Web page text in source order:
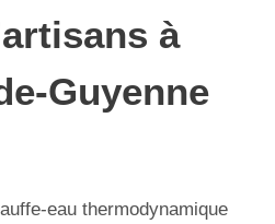
à
Guyenne
eau thermodynamique